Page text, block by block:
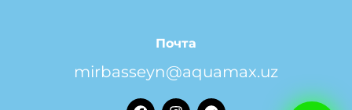
Почта
mirbasseyn@aquamax.uz